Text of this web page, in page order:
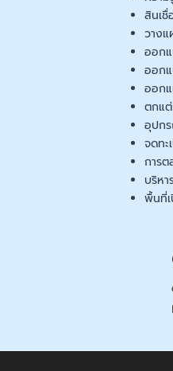
สินเชื่
วาง
ออก
ออก
ออก
ตกแ
อุปก
จดท
การ
บริห
พื้นที่